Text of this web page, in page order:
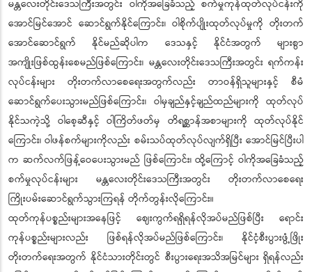
မန္တလေးတိုင်းဒေသကြီးအတွင်း ဝါကိုအခြေခံသည့် စက်မှုကုန်ထုတ်လုပ်ငန်းကို
အောင်မြင်အောင် ဆောင်ရွက်နိုင်ကြောင်း၊ ဝါစိုက်ပျိုးထုတ်လုပ်မှုကို တိုးတက်
အောင်ဆောင်ရွက် နိုင်မည်ဆိုပါက ဒေသနှင့် နိုင်ငံအတွက် များစွာ
အကျိုးဖြစ်ထွန်းစေမည်ဖြစ်ကြောင်း၊ မန္တလေးတိုင်းဒေသကြီးအတွင်း ရက်ကန်း
လုပ်ငန်းများ တိုးတက်လာစေရေးအတွက်လည်း တာဝန်ရှိသူများနှင့် စီမံ
ဆောင်ရွက်ပေးသွားမည်ဖြစ်ကြောင်း၊ ဝါမှချည်နှင့်ချည်ထည်များကို ထုတ်လုပ်
နိုင်သကဲ့သို့ ဝါစေ့ဆီနှင့် ဝါကြိတ်ဖတ်မှ တိရစ္ဆာန်အစာများကို ထုတ်လုပ်နိုင်
ကြောင်း၊ ဝါဖန်စက်များကိုလည်း စမ်းသပ်ထုတ်လုပ်လျက်ရှိပြီး အောင်မြင်ပြီးပါ
က ဆက်လက်ဖြန့်ဝေပေးသွားမည် ဖြစ်ကြောင်း၊ ထို့ကြောင့် ဝါကိုအခြေခံသည့်
စက်မှုလုပ်ငန်းများ မန္တလေးတိုင်းဒေသကြီးအတွင်း တိုးတက်လာစေရေး
ကြိုးပမ်းဆောင်ရွက်သွားကြရန် တိုက်တွန်းလိုကြောင်း။
ထုတ်ကုန်ပစ္စည်းများအနေဖြင့် ဈေးကွက်ရရှိရန်လိုအပ်မည်ဖြစ်ပြီး ရောင်း
ကုန်ပစ္စည်းများလည်း ဖြစ်ရန်လိုအပ်မည်ဖြစ်ကြောင်း၊ နိုင်ငံ့စီးပွားဖွံ့ဖြိုး
တိုးတက်ရေးအတွက် နိုင်ငံသားတိုင်းတွင် စီးပွားရေးအသိအမြင်များ ရှိရန်လည်း